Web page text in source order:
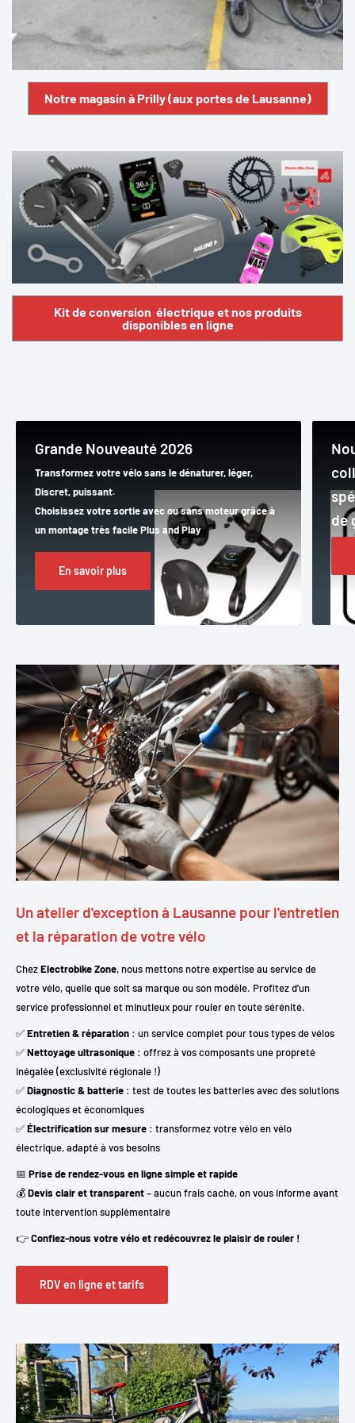
Notre magasin à Prilly (aux portes de Lausanne)
Kit de conversion électrique et nos produits
disponibles en ligne
Grande Nouveauté 2026
Transformez votre vélo sans le dénaturer, léger,
Discret, puissant.
Choisissez votre sortie avec ou sans moteur grâce à
un montage très facile Plus and Play
En savoir plus
de
Un atelier d'exception à Lausanne pour l'entretien
et la réparation de votre vélo
ChezElectrobike Zone, nous mettons notre expertise au service de
votre vélo, quelle que soit sa marque ou son modèle. Profitez d’un
service professionnel et minutieux pour rouler en toute sérénité.
✅Entretien & réparation : un service complet pour tous types de vélos
✅Nettoyage ultrasonique : offrez à vos composants une propreté
inégalée (exclusivité régionale !)
✅Diagnostic & batterie : test de toutes les batteries avec des solutions
écologiques et économiques
✅Électrification sur mesure : transformez votre vélo en vélo
électrique, adapté à vos besoins
📅 Prise de rendez-vous en ligne simple et rapide
💰Devis clair et transparent– aucun frais caché, on vous informe avant
toute intervention supplémentaire
👉Confiez-nous votre vélo et redécouvrez le plaisir de rouler !
RDV en ligne et tarifs